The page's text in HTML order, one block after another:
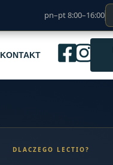
pn–pt 8:00–16:00
KONTAKT
DLACZEGO LECTIO?